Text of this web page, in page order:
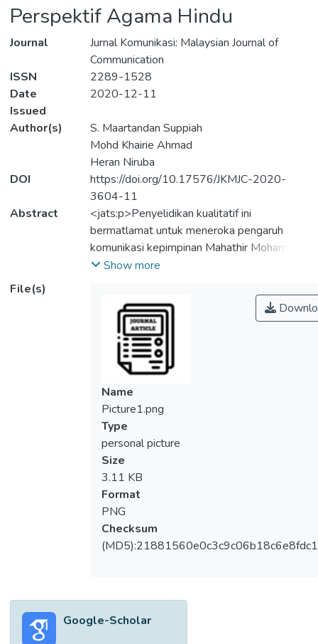
Perspektif Agama Hindu
Journal
Jurnal Komunikasi: Malaysian Journal of
Communication
ISSN
2289-1528
Date
Issued
2020-12-11
Author(s)
S. Maartandan Suppiah
Mohd Khairie Ahmad
Heran Niruba
DOI
https://doi.org/10.17576/JKMJC-2020-
3604-11
Abstract
<jats:p>Penyelidikan kualitatif ini
bermatlamat untuk meneroka pengaruh
komunikasi kepimpinan Mahathir Mohamad
dari sudut pandangan budaya masyarakat
seorang pemimpin yang hanya memberi
tumpuan kepada pembangunan masyarakat
Melayu atau masyarakat majoriti yang
diwakilinya sehingga beliau dilabel sebagai
ultra Melayu. Menariknya, walaupun
Mahathir Mohamad dikatakan mengetepikan
masyarakat bukan bumiputera khususnya
masyarakat India, tetapi masyarakat India
merekodkan pembangunan atau perubahan
yang baik dalam pelbagai bidang. Dalam
pada itu, penyelidikan ini mengandaikan
bahawa kemahiran komunikasi kepimpinan
Mahathir Mohamad mempengaruhi
masyarakat India ke arah pembangunan di
Malaysia. Budaya masyarakat India yang
ditunjangi oleh kepercayaan Hinduisme
dan masyarakat Hindu di Malaysia. Maka,
penyelidikan ini membincangkan tentang
Show more
File(s)
Name
Picture1.png
Type
personal picture
Size
3.11 KB
Format
PNG
Checksum
Google-Scholar